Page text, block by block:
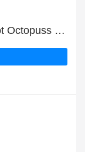
Ahorre 6% en los productos de Hot Octopuss | mejor oferta